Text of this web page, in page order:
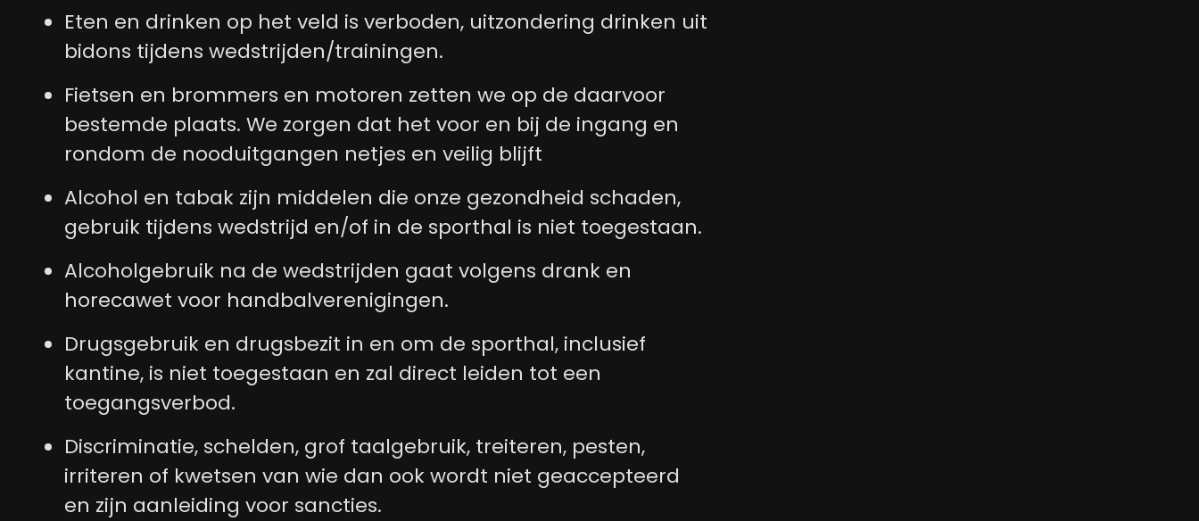
Eten en drinken op het veld is verboden, uitzondering drinken uit
bidons tijdens wedstrijden/trainingen.
Fietsen en brommers en motoren zetten we op de daarvoor
bestemde plaats. We zorgen dat het voor en bij de ingang en
rondom de nooduitgangen netjes en veilig blijft
Alcohol en tabak zijn middelen die onze gezondheid schaden,
gebruik tijdens wedstrijd en/of in de sporthal is niet toegestaan.
Alcoholgebruik na de wedstrijden gaat volgens drank en
horecawet voor handbalverenigingen.
Drugsgebruik en drugsbezit in en om de sporthal, inclusief
kantine, is niet toegestaan en zal direct leiden tot een
toegangsverbod.
Discriminatie, schelden, grof taalgebruik, treiteren, pesten,
irriteren of kwetsen van wie dan ook wordt niet geaccepteerd
en zijn aanleiding voor sancties.